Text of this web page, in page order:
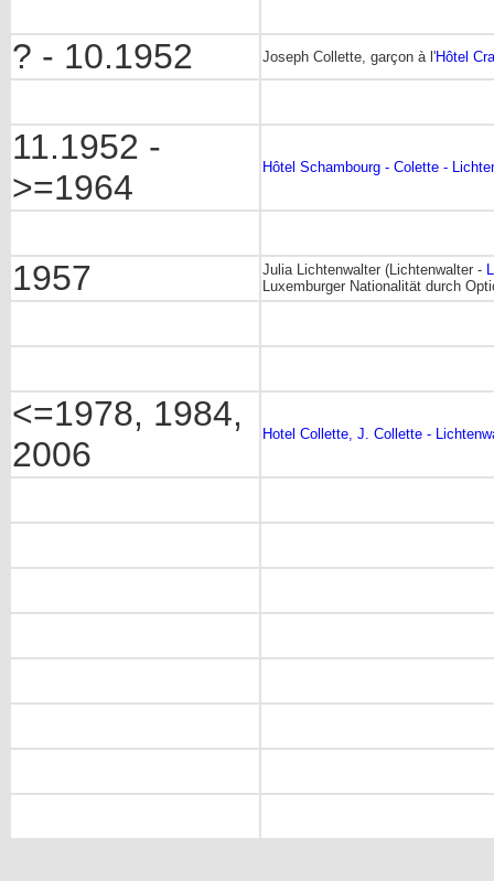
? - 10.1952 Joseph Collette, garçon à l'Hôtel
11.1952 -
>=1964
Hôtel Schambourg - Colette -
1957 Julia Lichtenwalter (Lichtenwalter -
Luxemburger Nationalität durch
<=1978, 1984,
2006
Hotel Collette, J. Collette -